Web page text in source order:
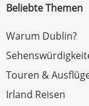
Beliebte Themen
Warum Dublin?
Touren &
Irland Reisen